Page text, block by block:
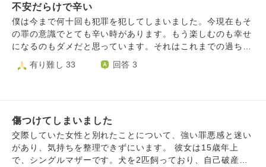
かったのだろうと後悔の念で苦しくなります。 死に目には
会えませんでしたが、最後に会ったとき、声の出ない口を一
生懸命動かして何か言いたそうにしていました。 はじめて
のことでした。 お母さん、ありがとう。 ごめんね。 その言
経ってから、僧侶の方に言うことができました。 ありがと
ょうか。 また、「誰かを守りたい」という思いを持ちなが
らも、自分自身を責め続けないためには、どのような心のあ
り方が大切なのでしょうか。
不安だらけで辛い
僕は今まで何十回も犯罪を犯してしまいました。今現在もそ
の罪の意識でとても辛い時があります。もう楽しむのも幸せ
になるのもダメだと思っています。それはこれまでの過ちと
犯罪が多すぎて他の人たちと同じ道を歩むのは無理だと思っ
ているからです。被害者の方にも本当に申し訳なく思ってい
有り難し 33 回答 3
傷つけてしまいました
交際していた女性と別れたことについて、強い罪悪感と迷い
があり、気持ちを整理できずにいます。 彼女は15歳年上
で、シングルマザーです。犬を2匹飼っており、自己破産手